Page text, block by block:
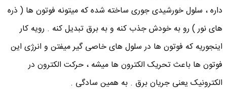
داره ، سلول خورشیدی جوری ساخته شده که میتونه فوتون ها ( ذره
های نور ) رو به خودش جذب کنه و به برق تبدیل کنه . رویه کار
اینجوریه که فوتون ها در سلول های خاصی گیر میفتن و انرژی این
فوتون ها باعث تحریک الکترون ها میشه ، حرکت الکترون در
الکترونیک یعنی جریان برق . به همین سادگی .